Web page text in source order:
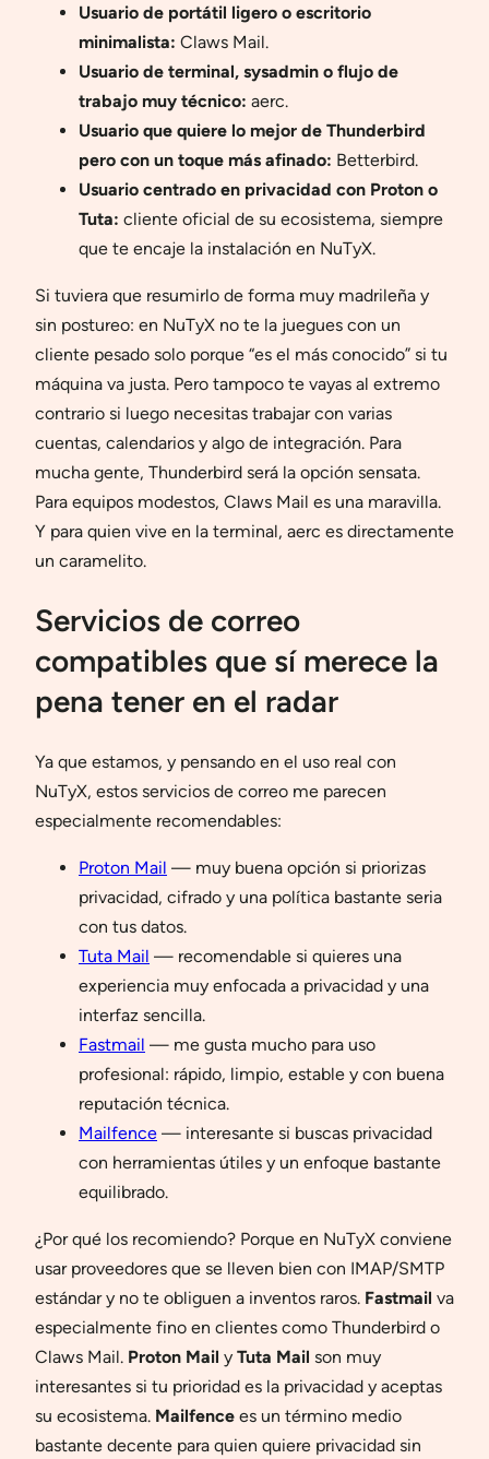
Usuario de portátil ligero o escritorio
minimalista: Claws Mail.
Usuario de terminal, sysadmin o flujo de
trabajo muy técnico: aerc.
Usuario que quiere lo mejor de Thunderbird
pero con un toque más afinado: Betterbird.
Usuario centrado en privacidad con Proton o
Tuta: cliente oficial de su ecosistema, siempre
que te encaje la instalación en NuTyX.
Si tuviera que resumirlo de forma muy madrileña y
sin postureo: en NuTyX no te la juegues con un
cliente pesado solo porque “es el más conocido” si tu
máquina va justa. Pero tampoco te vayas al extremo
contrario si luego necesitas trabajar con varias
cuentas, calendarios y algo de integración. Para
mucha gente, Thunderbird será la opción sensata.
Para equipos modestos, Claws Mail es una maravilla.
Y para quien vive en la terminal, aerc es directamente
un caramelito.
Servicios de correo
compatibles que sí merece la
pena tener en el radar
Ya que estamos, y pensando en el uso real con
NuTyX, estos servicios de correo me parecen
especialmente recomendables:
Proton Mail — muy buena opción si priorizas
privacidad, cifrado y una política bastante seria
con tus datos.
Tuta Mail — recomendable si quieres una
experiencia muy enfocada a privacidad y una
interfaz sencilla.
Fastmail — me gusta mucho para uso
profesional: rápido, limpio, estable y con buena
reputación técnica.
Mailfence — interesante si buscas privacidad
con herramientas útiles y un enfoque bastante
equilibrado.
¿Por qué los recomiendo? Porque en NuTyX conviene
usar proveedores que se lleven bien con IMAP/SMTP
estándar y no te obliguen a inventos raros. Fastmail va
especialmente fino en clientes como Thunderbird o
Claws Mail. Proton Mail y Tuta Mail son muy
interesantes si tu prioridad es la privacidad y aceptas
su ecosistema. Mailfence es un término medio
bastante decente para quien quiere privacidad sin